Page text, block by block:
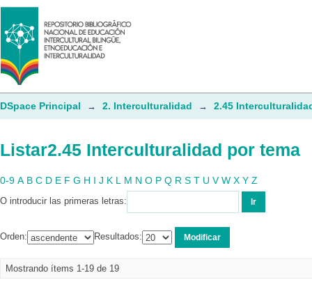
Listar2.45 Interculturalidad por tema
DSpace Principal → 2. Interculturalidad → 2.45
Listar2.45 Interculturalidad por tema
0-9 A B C D E F G H I J K L M N O P Q R S T U V W X Y Z
O introducir las primeras letras:
Orden: Resultados:
Mostrando ítems 1-19 de 19